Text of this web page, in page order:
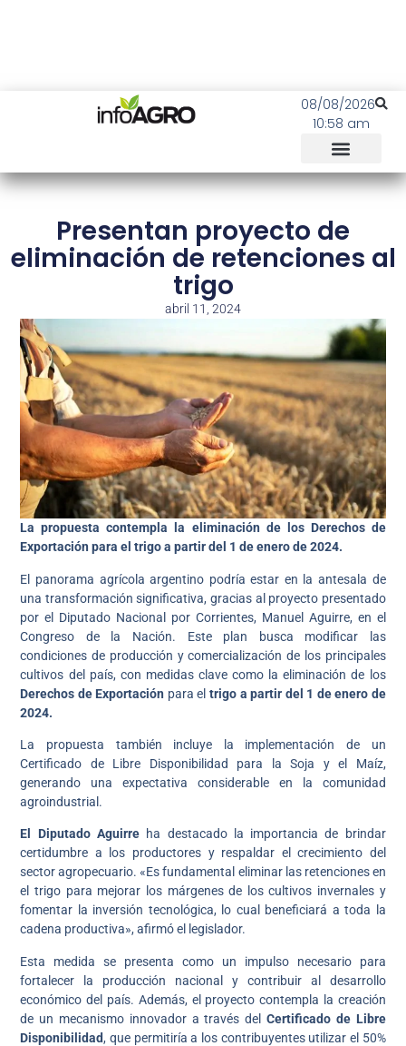
08/08/2026
10:58 am
Presentan proyecto de
eliminación de retenciones al
trigo
abril 11, 2024
La propuesta contempla la eliminación de los Derechos de
Exportación para el trigo a partir del 1 de enero de 2024.
El panorama agrícola argentino podría estar en la antesala de
una transformación significativa, gracias al proyecto presentado
por el Diputado Nacional por Corrientes, Manuel Aguirre, en el
Congreso de la Nación. Este plan busca modificar las
condiciones de producción y comercialización de los principales
cultivos del país, con medidas clave como la eliminación de los
Derechos de Exportación para el trigo a partir del 1 de enero de
2024.
La propuesta también incluye la implementación de un
Certificado de Libre Disponibilidad para la Soja y el Maíz,
generando una expectativa considerable en la comunidad
agroindustrial.
El Diputado Aguirreha destacado la importancia de brindar
certidumbre a los productores y respaldar el crecimiento del
sector agropecuario. «Es fundamental eliminar las retenciones en
el trigo para mejorar los márgenes de los cultivos invernales y
fomentar la inversión tecnológica, lo cual beneficiará a toda la
cadena productiva», afirmó el legislador.
Esta medida se presenta como un impulso necesario para
fortalecer la producción nacional y contribuir al desarrollo
económico del país. Además, el proyecto contempla la creación
de un mecanismo innovador a través del Certificado de Libre
Disponibilidad, que permitiría a los contribuyentes utilizar el 50%